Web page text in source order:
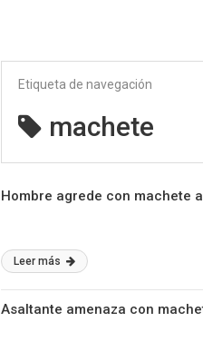
Etiqueta de navegación
machete
Hombre agrede con machete
Leer más
Asaltante amenaza con